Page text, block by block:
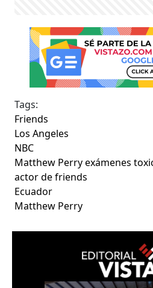
Tags:
Friends
Los Angeles
NBC
Matthew Perry exámenes
actor de friends
Ecuador
Matthew Perry